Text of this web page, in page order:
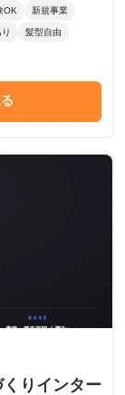
OK 新規事業
髪型自由
りインター